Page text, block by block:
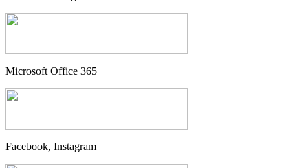
Microsoft Office 365
Facebook, Instagram